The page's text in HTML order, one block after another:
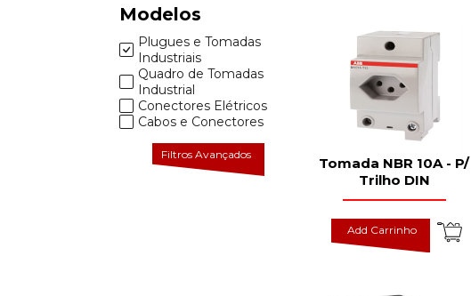
Modelos
Plugues e Tomadas
Industriais
Quadro de Tomadas
Industrial
Conectores Elétricos
Cabos e Conectores
Filtros Avançados
Tomada NBR 10A - P/
Trilho DIN
Add Carrinho